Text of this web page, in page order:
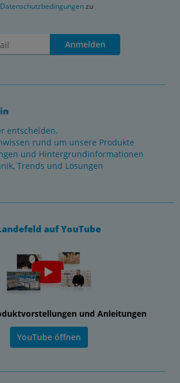
Datenschutzbedingungenzu
Anmelden
entscheiden.
rund um unsere Produkte
und Hintergrundinformationen
Trends und Lösungen
auf YouTube
und Anleitungen
YouTube öffnen